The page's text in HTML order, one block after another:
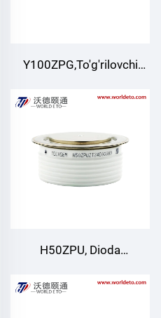
Y100ZPG,To'g'rilovchi
H50ZPU, Dioda